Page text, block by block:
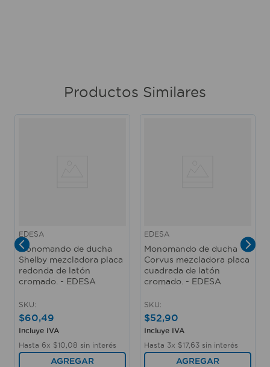
Productos Similares
EDESA
Monomando de ducha
Shelby mezcladora placa
redonda de latón
cromado. - EDESA
SKU:
$60,49
Incluye IVA
Hasta 6x $10 08 sin interés
AGREGAR
EDESA
Monomando de ducha
Corvus mezcladora placa
cuadrada de latón
cromado. - EDESA
SKU:
$52,90
Incluye IVA
Hasta 3x $17, 63 sin interés
AGREGAR